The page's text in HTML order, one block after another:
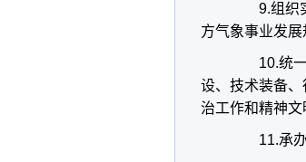
9.组织实
方气象事业发展
10.统一
设、技术装备
治工作和精神文
11.承办